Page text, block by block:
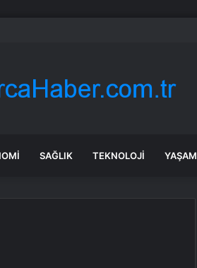
yasaklandı: Bakanlık toplatıyor
SAĞLIK TEKNOLOJI YAŞAM